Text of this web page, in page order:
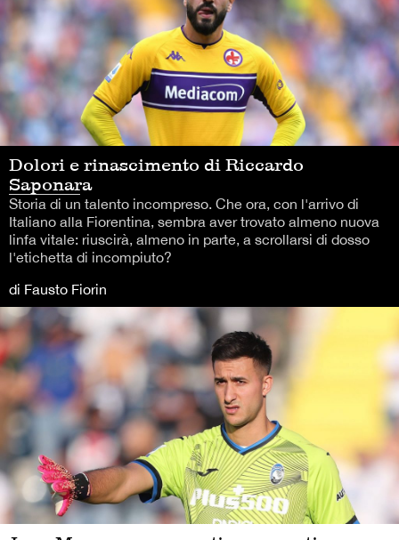
Dolori e rinascimento di Riccardo
Saponara
Storia di un talento incompreso. Che ora, con l'arrivo di
Italiano alla Fiorentina, sembra aver trovato almeno nuova
linfa vitale: riuscirà, almeno in parte, a scrollarsi di dosso
l'etichetta di incompiuto?
di Fausto Fiorin